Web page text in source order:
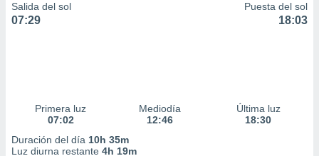
Salida del sol
07:29
Puesta del sol
18:03
Primera luz
07:02
Mediodía
12:46
Última luz
18:30
Duración del día 10h 35m
Luz diurna restante 4h 19m